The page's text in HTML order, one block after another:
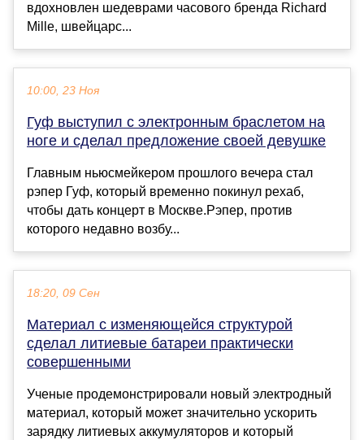
вдохновлен шедеврами часового бренда Richard
Mille, швейцарс...
10:00, 23 Ноя
Гуф выступил с электронным браслетом на
ноге и сделал предложение своей девушке
Главным ньюсмейкером прошлого вечера стал
рэпер Гуф, который временно покинул рехаб,
чтобы дать концерт в Москве.Рэпер, против
которого недавно возбу...
18:20, 09 Сен
Материал с изменяющейся структурой
сделал литиевые батареи практически
совершенными
Ученые продемонстрировали новый электродный
материал, который может значительно ускорить
зарядку литиевых аккумуляторов и который